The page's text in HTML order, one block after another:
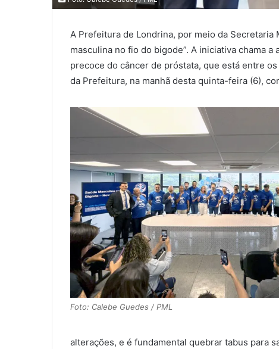
A Prefeitura de Londrina, por meio da Secretaria
masculina no fio do bigode”. A iniciativa chama
precoce do câncer de próstata, que está entre
da Prefeitura, na manhã desta quinta-feira (6),
Foto: Calebe Guedes / PML
alterações, e é fundamental quebrar tabus para